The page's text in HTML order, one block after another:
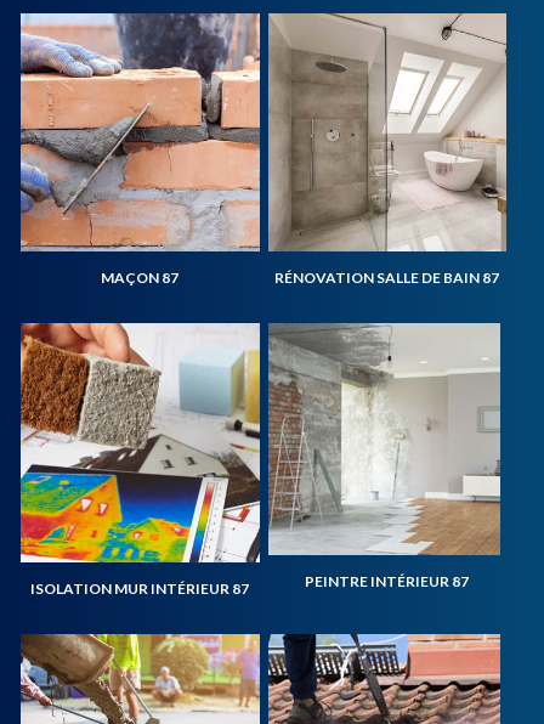
MAÇON 87 RÉNOVATION SALLE DE BAIN 87
ISOLATION MUR INTÉRIEUR 87 PEINTRE INTÉRIEUR 87